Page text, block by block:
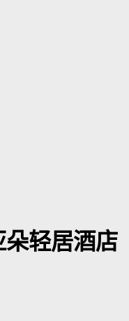
轻居酒店